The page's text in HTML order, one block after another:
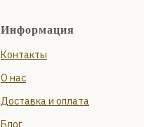
Информация
Контакты
О нас
Доставка и оплата
Блог